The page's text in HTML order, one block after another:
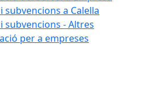
subvencions a Calella
subvencions - Altres
per a empreses